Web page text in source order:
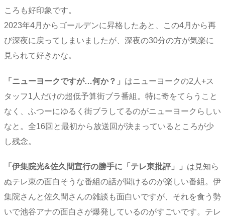
ころも好印象です。
2023年4月からゴールデンに昇格したあと、この4月から再
び深夜に戻ってしまいましたが、深夜の30分の方が気楽に
見られて好きかな。
「ニューヨークですが…何か？」 はニューヨークの2人+ス
タッフ1人だけの超低予算街ブラ番組。特に奇をてらうこと
なく、ふつーにゆるく街ブラしてるのがニューヨークらしい
なと。全16回と最初から放送回が決まっているところが少
し残念。
「伊集院光&佐久間宣行の勝手に「テレ東批評」」 は見知ら
ぬテレ東の面白そうな番組の話が聞けるのが楽しい番組。伊
集院さんと佐久間さんの雑談も面白いですが、それを食う勢
いで池谷アナの面白さが爆発しているのがすごいです。テレ